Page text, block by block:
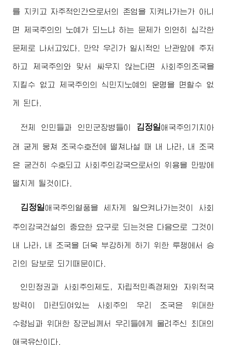
를 지키고 자주적인간으로서의 존엄을 지켜나가는가 아니
면 제국주의의 노예가 되느냐 하는 문제가 의연히 심각한
문제로 나서고있다. 만약 우리가 일시적인 난관앞에 주저
하고 제국주의와 맞서 싸우지 않는다면 사회주의조국을
지킬수 없고 제국주의의 식민지노예의 운명을 면할수 없
게 된다.
전체 인민들과 인민군장병들이 김정일애국주의기치아
래 굳게 뭉쳐 조국수호전에 떨쳐나설 때 내 나라, 내 조국
은 굳건히 수호되고 사회주의강국으로서의 위용을 만방에
떨치게 될것이다.
김정일애국주의열풍을 세차게 일으켜나가는것이 사회
주의강국건설의 중요한 요구로 되는것은 다음으로 그것이
내 나라, 내 조국을 더욱 부강하게 하기 위한 투쟁에서 승
리의 담보로 되기때문이다.
인민정권과 사회주의제도, 자립적민족경제와 자위적국
방력이 마련되여있는 사회주의 우리 조국은 위대한
수령님 과 위대한 장군님 께서 우리들에게 물려주신 최대의
애국유산이다.